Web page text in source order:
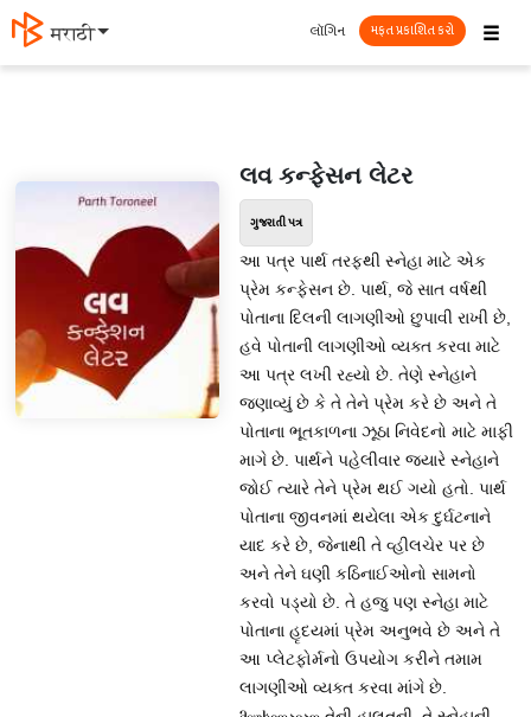
मराठी ☰
લૉગિન મફત પ્રકાશિત કરો
લવ કન્ફેસન લેટર
ગુજરાતી પત્ર
આ પત્ર પાર્થ તરફથી સ્નેહા માટે એક
પ્રેમ કન્ફેસન છે. પાર્થ, જે સાત વર્ષથી
પોતાના દિલની લાગણીઓ છુપાવી રાખી છે,
હવે પોતાની લાગણીઓ વ્યક્ત કરવા માટે
આ પત્ર લખી રહ્યો છે. તેણે સ્નેહાને
જણાવ્યું છે કે તે તેને પ્રેમ કરે છે અને તે
પોતાના ભૂતકાળના ઝૂઠા નિવેદનો માટે માફી
માગે છે. પાર્થને પહેલીવાર જ્યારે સ્નેહાને
જોઈ ત્યારે તેને પ્રેમ થઈ ગયો હતો. પાર્થ
પોતાના જીવનમાં થયેલા એક દુર્ઘટનાને
યાદ કરે છે, જેનાથી તે વ્હીલચેર પર છે
અને તેને ઘણી કઠિનાઈઓનો સામનો
કરવો પડ્યો છે. તે હજુ પણ સ્નેહા માટે
પોતાના હૃદયમાં પ્રેમ અનુભવે છે અને તે
આ પ્લેટફોર્મનો ઉપયોગ કરીને તમામ
લાગણીઓ વ્યક્ત કરવા માંગે છે.